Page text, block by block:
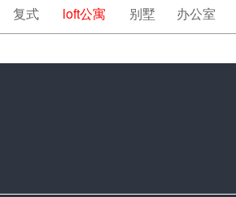
复式 loft公寓 别墅 办公室